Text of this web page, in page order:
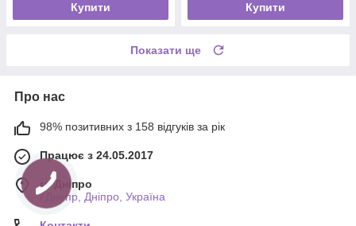
Купити Купити
Показати ще
Про нас
98% позитивних з 158 відгуків за рік
Працює з 24.05.2017
м. Дніпро
г.Днепр, Дніпро, Україна